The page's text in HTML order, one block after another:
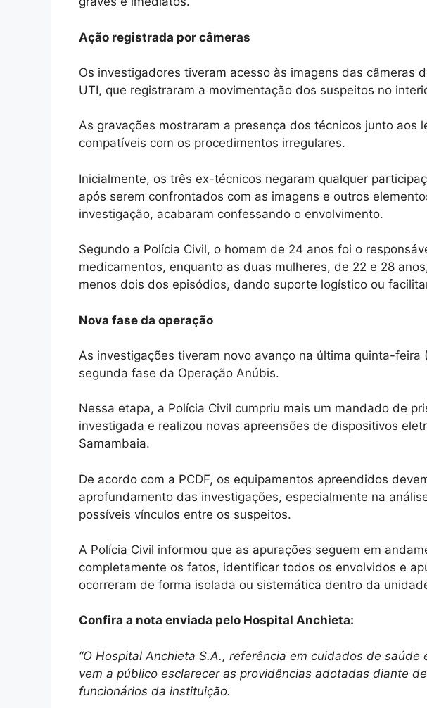
Ação registrada por câmeras
Os investigadores tiveram acesso às imagens das câmeras
UTI, que registraram a movimentação dos suspeitos no
As gravações mostraram a presença dos técnicos junto aos
compatíveis com os procedimentos irregulares.
Inicialmente, os três ex-técnicos negaram qualquer
após serem confrontados com as imagens e outros
investigação, acabaram confessando o envolvimento.
Segundo a Polícia Civil, o homem de 24 anos foi o
medicamentos, enquanto as duas mulheres, de 22 e 28
menos dois dos episódios, dando suporte logístico ou
Nova fase da operação
As investigações tiveram novo avanço na última quinta-feira
segunda fase da Operação Anúbis.
Nessa etapa, a Polícia Civil cumpriu mais um mandado de
investigada e realizou novas apreensões de dispositivos
Samambaia.
De acordo com a PCDF, os equipamentos apreendidos
aprofundamento das investigações, especialmente na
possíveis vínculos entre os suspeitos.
A Polícia Civil informou que as apurações seguem em
completamente os fatos, identificar todos os envolvidos e
ocorreram de forma isolada ou sistemática dentro da
Confira a nota enviada pelo Hospital Anchieta:
“O Hospital Anchieta S.A., referência em cuidados de saúde
vem a público esclarecer as providências adotadas diante
funcionários da instituição.